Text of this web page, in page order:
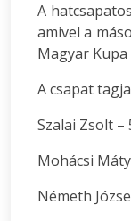
A
amivel a
Magyar
A csapat
Szalai Zsolt –
Mohácsi
Németh